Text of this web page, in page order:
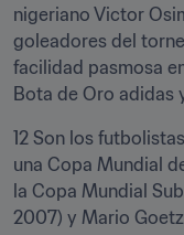
nigeriano Victor
goleadores del
facilidad pasmosa
Bota de Oro adidas
12 Son los
una Copa Mundial
la Copa Mundial
2007) y Mario